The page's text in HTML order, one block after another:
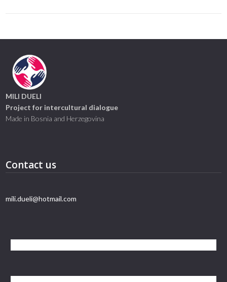
MILI DUELI
Project for intercultural dialogue
Made in Bosnia and Herzegovina
Contact us
mili.dueli@hotmail.com